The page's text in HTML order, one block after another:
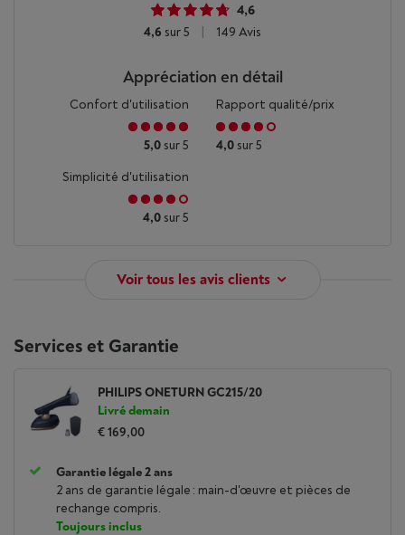
4,6
4,6 sur 5 149 Avis
Appréciation en détail
Confort d'utilisation
5,0 sur 5
Rapport qualité/prix
4,0 sur 5
Simplicité d'utilisation
4,0 sur 5
Voir tous les avis clients
Services et Garantie
PHILIPS ONETURN GC215/20
Livré demain
€ 169,00
Garantie légale 2 ans
2 ans de garantie légale : main-d'œuvre et pièces de
rechange compris.
Toujours inclus